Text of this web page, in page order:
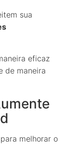
sua
eficaz
de maneira
melhorar o